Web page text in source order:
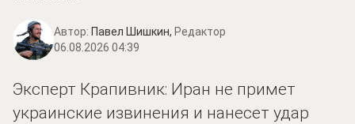
Автор: Павел Шишкин, Редактор
06.08.2026 04:39
Эксперт Крапивник: Иран не примет
украинские извинения и нанесет удар